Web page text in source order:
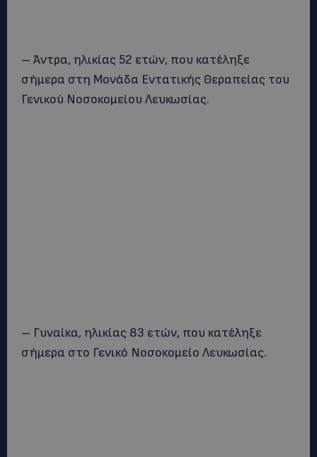
– Άντρα, ηλικίας 52 ετών, που κατέληξε
σήμερα στη Μονάδα Εντατικής Θεραπείας του
Γενικού Νοσοκομείου Λευκωσίας.
– Γυναίκα, ηλικίας 83 ετών, που κατέληξε
σήμερα στο Γενικό Νοσοκομείο Λευκωσίας.